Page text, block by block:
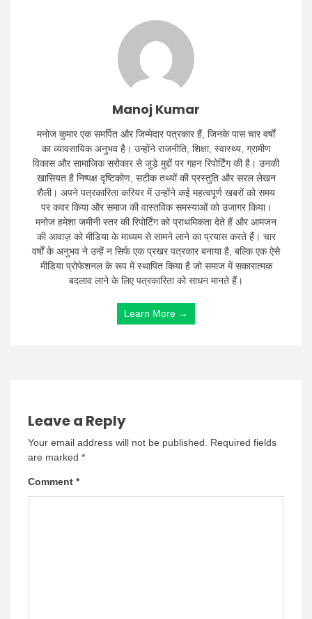
Manoj Kumar
मनोज कुमार एक समर्पित और जिम्मेदार पत्रकार हैं, जिनके पास चार वर्षों
का व्यावसायिक अनुभव है। उन्होंने राजनीति, शिक्षा, स्वास्थ्य, ग्रामीण
विकास और सामाजिक सरोकार से जुड़े मुद्दों पर गहन रिपोर्टिंग की है। उनकी
खासियत है निष्पक्ष दृष्टिकोण, सटीक तथ्यों की प्रस्तुति और सरल लेखन
शैली। अपने पत्रकारिता करियर में उन्होंने कई महत्वपूर्ण खबरों को समय
पर कवर किया और समाज की वास्तविक समस्याओं को उजागर किया।
मनोज हमेशा जमीनी स्तर की रिपोर्टिंग को प्राथमिकता देते हैं और आमजन
की आवाज़ को मीडिया के माध्यम से सामने लाने का प्रयास करते हैं। चार
वर्षों के अनुभव ने उन्हें न सिर्फ एक प्रखर पत्रकार बनाया है, बल्कि एक ऐसे
मीडिया प्रोफेशनल के रूप में स्थापित किया है जो समाज में सकारात्मक
बदलाव लाने के लिए पत्रकारिता को साधन मानते हैं।
Learn More →
Leave a Reply
Your email address will not be published.
Required fields
are marked *
Comment *